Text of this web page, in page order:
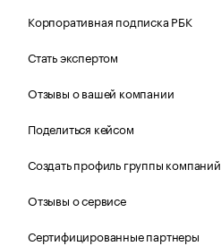
Корпоративная подписка РБК
Стать экспертом
Отзывы о вашей компании
Поделиться кейсом
Создать профиль группы компаний
Отзывы о сервисе
Сертифицированные партнеры